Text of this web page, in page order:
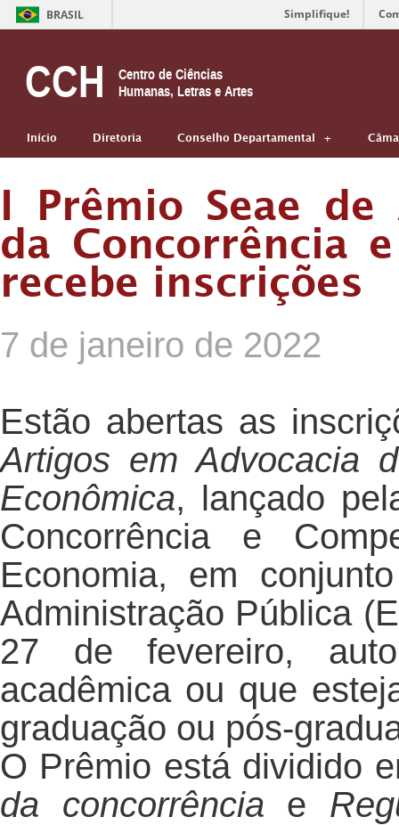
BRASIL Simplifique!
CCH
Centro de Ciências
Humanas, Letras e Artes
Início Diretoria Conselho Departamental
I Prêmio Seae
da Concorrência
recebe inscrições
7 de janeiro de 2022
Estão abertas as
Artigos em Advocacia
Econômica, lançado
Concorrência e
Economia, em
Administração Pública
27 de fevereiro,
acadêmica ou que
graduação ou pós-
O Prêmio está dividido
da concorrência e